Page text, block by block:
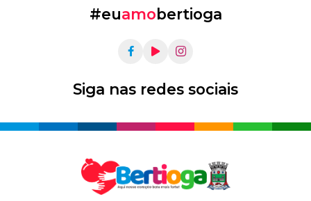
#euamobertioga
Siga nas redes sociais